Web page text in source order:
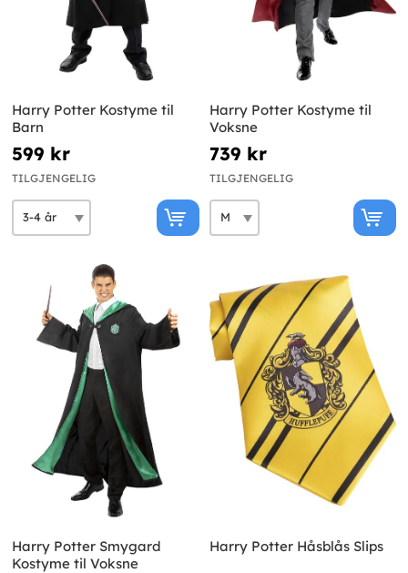
Harry Potter Kostyme til
Barn
599 kr
TILGJENGELIG
Harry Potter Kostyme til
Voksne
739 kr
TILGJENGELIG
Harry Potter Smygard
Kostyme til Voksne
Harry Potter Håsblås Slips